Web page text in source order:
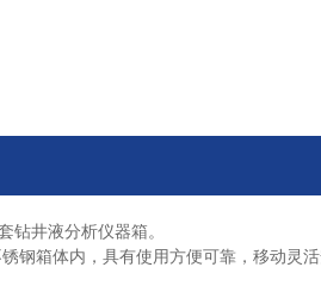
钻井液分析仪器箱。
钢箱体内，具有使用方便可靠，移动灵